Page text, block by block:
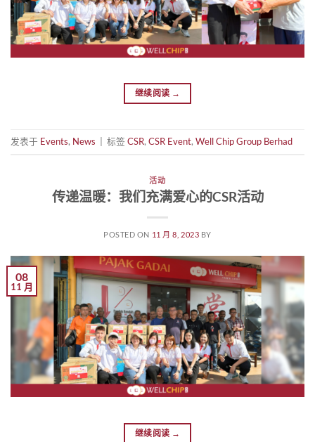
继续阅读 →
发表于 Events, News 标签 CSR, CSR Event, Well Chip Group Berhad
活动
传递温暖：我们充满爱心的CSR活动
POSTED ON 11 月 8, 2023 BY
08
11 月
继续阅读 →